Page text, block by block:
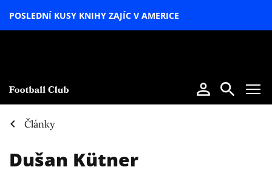
POSLEDNÍ KUSY KNIHY ZAJÍC V AMERICE
Články
Dušan Kütner